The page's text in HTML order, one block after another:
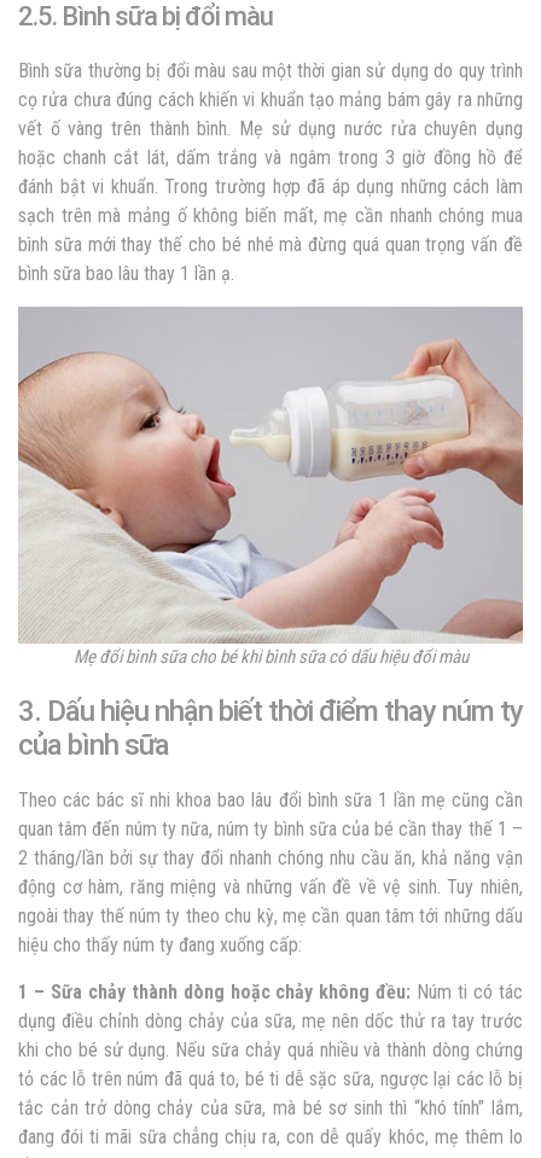
2.5. Bình sữa bị đổi màu
Bình sữa thường bị đổi màu sau một thời gian sử dụng do quy trình
cọ rửa chưa đúng cách khiến vi khuẩn tạo mảng bám gây ra những
vết ố vàng trên thành bình. Mẹ sử dụng nước rửa chuyên dụng
hoặc chanh cắt lát, dấm trắng và ngâm trong 3 giờ đồng hồ để
đánh bật vi khuẩn. Trong trường hợp đã áp dụng những cách làm
sạch trên mà mảng ố không biến mất, mẹ cần nhanh chóng mua
bình sữa mới thay thế cho bé nhé mà đừng quá quan trọng vấn đề
bình sữa bao lâu thay 1 lần ạ.
Mẹ đổi bình sữa cho bé khi bình sữa có dấu hiệu đổi màu
3. Dấu hiệu nhận biết thời điểm thay núm ty
của bình sữa
Theo các bác sĩ nhi khoabao lâu đổi bình sữa 1 lần mẹ cũng cần
quan tâm đến núm ty nữa, núm ty bình sữa của bé cần thay thế 1 –
2 tháng/lần bởi sự thay đổi nhanh chóng nhu cầu ăn, khả năng vận
động cơ hàm, răng miệng và những vấn đề về vệ sinh. Tuy nhiên,
ngoài thay thế núm ty theo chu kỳ, mẹ cần quan tâm tới những dấu
hiệu cho thấy núm ty đang xuống cấp:
1 – Sữa chảy thành dòng hoặc chảy không đều: Núm ti có tác
dụng điều chỉnh dòng chảy của sữa, mẹ nên dốc thử ra tay trước
khi cho bé sử dụng. Nếu sữa chảy quá nhiều và thành dòng chứng
tỏ các lỗ trên núm đã quá to, bé ti dễ sặc sữa, ngược lại các lỗ bị
tắc cản trở dòng chảy của sữa, mà bé sơ sinh thì “khó tính” lắm,
đang đói ti mãi sữa chẳng chịu ra, con dễ quấy khóc, mẹ thêm lo